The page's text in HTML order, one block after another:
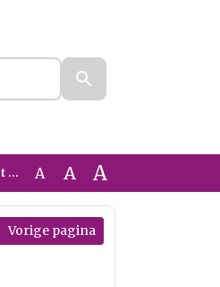
A A A
Vorige pagina